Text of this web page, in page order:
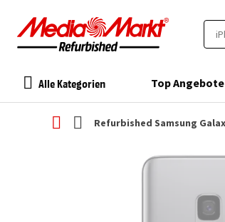
Alle Kategorien Top Angebote
Refurbished Samsung